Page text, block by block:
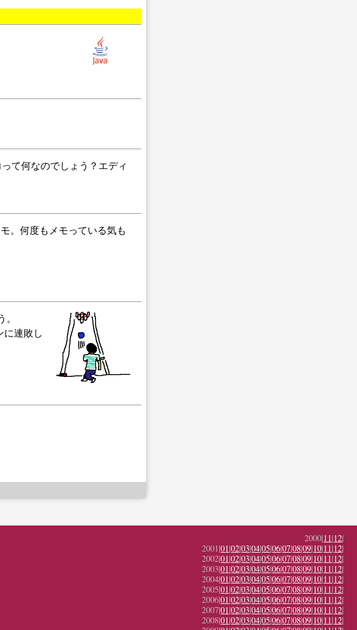
て何なのでしょう？エディ
。何度もメモっている気も
。
に連敗し
2000|11|12|
2001|01|02|03|04|05|06|07|08|09|10|11|12|
2002|01|02|03|04|05|06|07|08|09|10|11|12|
2003|01|02|03|04|05|06|07|08|09|10|11|12|
2004|01|02|03|04|05|06|07|08|09|10|11|12|
2005|01|02|03|04|05|06|07|08|09|10|11|12|
2006|01|02|03|04|05|06|07|08|09|10|11|12|
2007|01|02|03|04|05|06|07|08|09|10|11|12|
2008|01|02|03|04|05|06|07|08|09|10|11|12|